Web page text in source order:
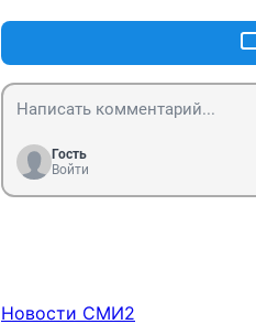
Гость
Войти
Новости СМИ2